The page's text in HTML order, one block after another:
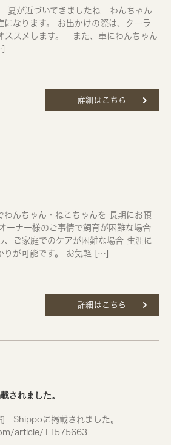
夏が近づいてきましたね わんちゃん
になります。 お出かけの際は、クーラ
ススメします。 また、車にわんちゃん
詳細はこちら
わんちゃん・ねこちゃんを 長期にお預
ーナー様のご事情で飼育が困難な場合
ご家庭でのケアが困難な場合 生涯に
りが可能です。 お気軽 […]
詳細はこちら
れました。
Shippoに掲載されました。
article/11575663